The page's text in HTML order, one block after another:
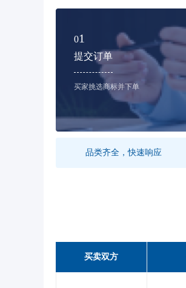
01
提交订单
买家挑选商标并下单
品类齐全，快速响应
买卖双方